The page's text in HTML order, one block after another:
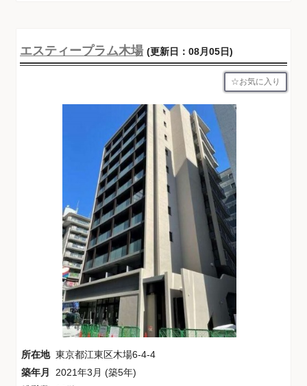
エスティープラム木場 (更新日：08月05日)
お気に入り
所在地 東京都江東区木場6-4-4
築年月
2021年3月 (築5年)